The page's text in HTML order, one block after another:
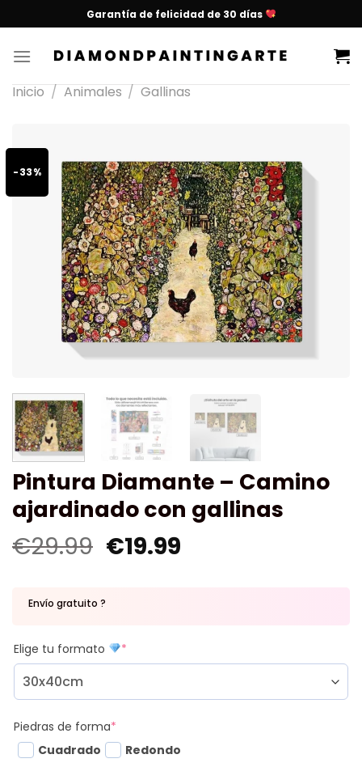
Garantía de felicidad de 30 días
Inicio / Animales / Gallinas
-33%
Pintura Diamante – Camino
ajardinado con gallinas
€29.99 €19.99
Envío gratuito ?
Elige tu formato *
Piedras de forma*
Cuadrado
Redondo